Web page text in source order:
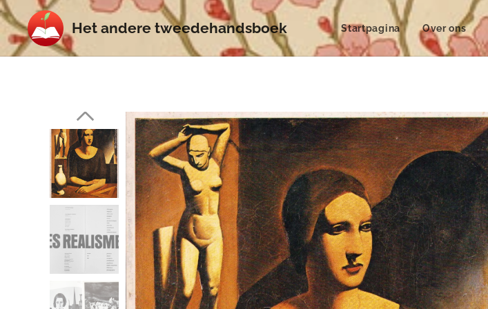
Het andere tweedehandsboek Startpagina Over ons